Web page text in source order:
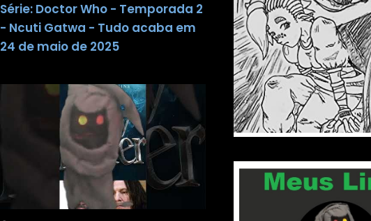
Série: Doctor Who - Temporada 2
- Ncuti Gatwa - Tudo acaba em
24 de maio de 2025